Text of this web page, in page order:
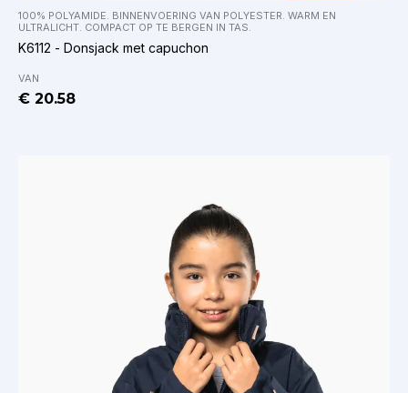
100% POLYAMIDE. BINNENVOERING VAN POLYESTER. WARM EN
ULTRALICHT. COMPACT OP TE BERGEN IN TAS.
K6112 - Donsjack met capuchon
VAN
€ 20.58